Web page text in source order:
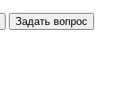
Задать вопрос